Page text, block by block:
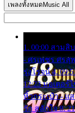
เพลงทั้งหมด Music All
1. 00:00 สามสิ
- ศรเพชร ศรสุ
รุ่งโรจน์ 4.
12:23 มอเตอ
หิ้วกระเป๋า - แ
รัก สลักใจ 8.